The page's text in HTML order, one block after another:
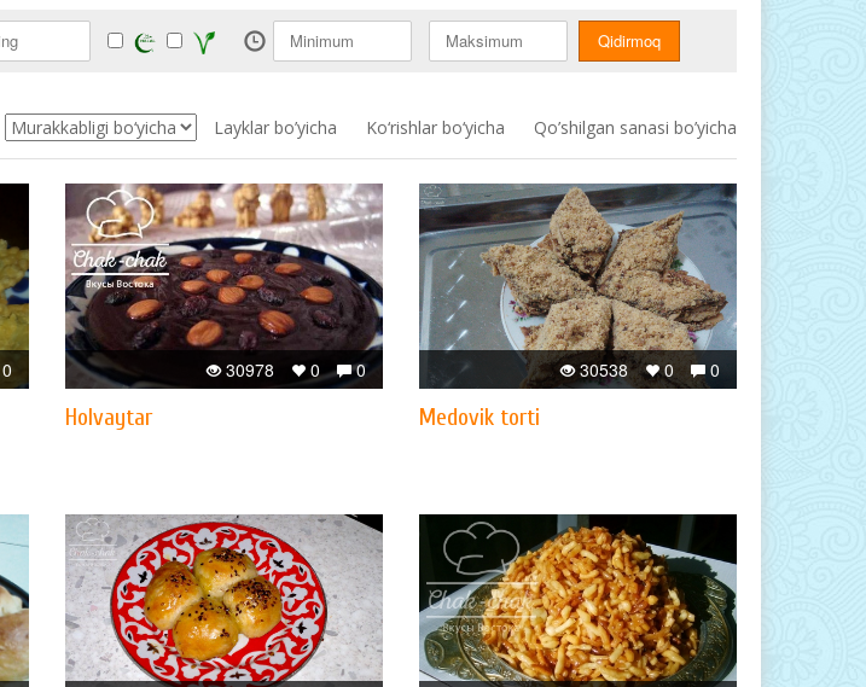
Layklar bo’yicha Ko‘rishlar bo‘yicha Qo’shilgan sanasi bo’yicha
0 0
0
30978
Holvaytar
0
0
30538
Medovik torti